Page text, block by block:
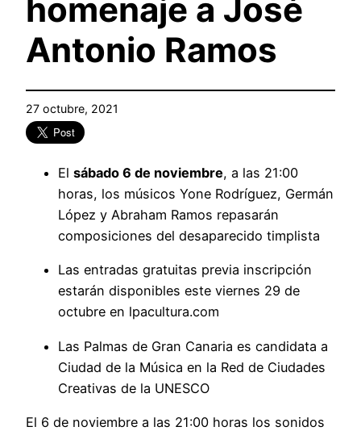
homenaje a José
Antonio Ramos
27 octubre, 2021
El sábado 6 de noviembre, a las 21:00
horas, los músicos Yone Rodríguez, Germán
López y Abraham Ramos repasarán
composiciones del desaparecido timplista
Las entradas gratuitas previa inscripción
estarán disponibles este viernes 29 de
octubre en lpacultura.com
Las Palmas de Gran Canaria es candidata a
Ciudad de la Música en la Red de Ciudades
Creativas de la UNESCO
El 6 de noviembre a las 21:00 horas los sonidos